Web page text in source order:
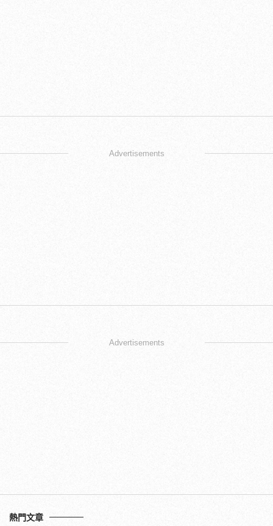
Advertisements
Advertisements
熱門文章